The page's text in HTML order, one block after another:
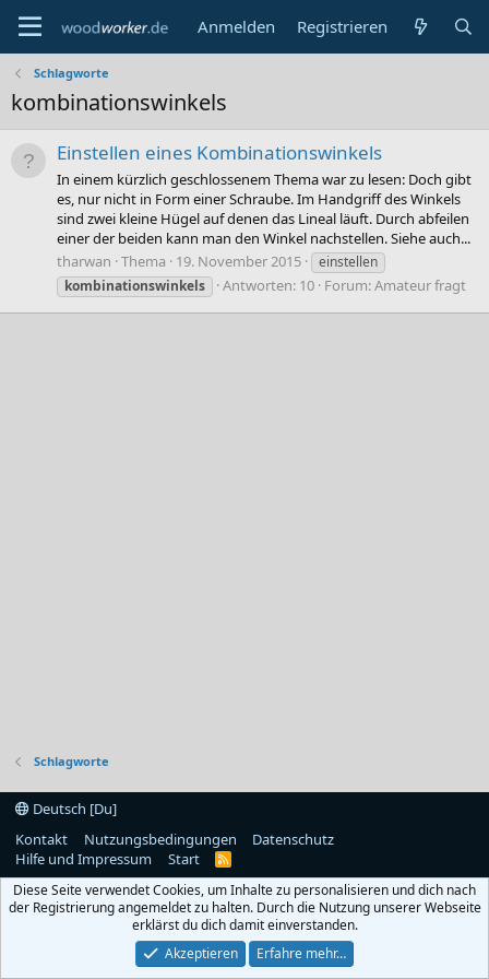
Anmelden Registrieren
Schlagworte
kombinationswinkels
Einstellen eines Kombinationswinkels
In einem kürzlich geschlossenem Thema war zu lesen: Doch gibt
es, nur nicht in Form einer Schraube. Im Handgriff des Winkels
sind zwei kleine Hügel auf denen das Lineal läuft. Durch abfeilen
einer der beiden kann man den Winkel nachstellen. Siehe auch...
tharwan Thema 19. November 2015
einstellen
kombinationswinkels
Antworten: 10 Forum:Amateur fragt
Schlagworte
Deutsch [Du]
Kontakt
Nutzungsbedingungen
Datenschutz
Hilfe und Impressum
Start
R
S
Diese Seite verwendet Cookies, um Inhalte zu personalisieren und dich nach
der Registrierung angemeldet zu halten. Durch die Nutzung unserer Webseite
erklärst du dich damit einverstanden.
Akzeptieren
Erfahre mehr…